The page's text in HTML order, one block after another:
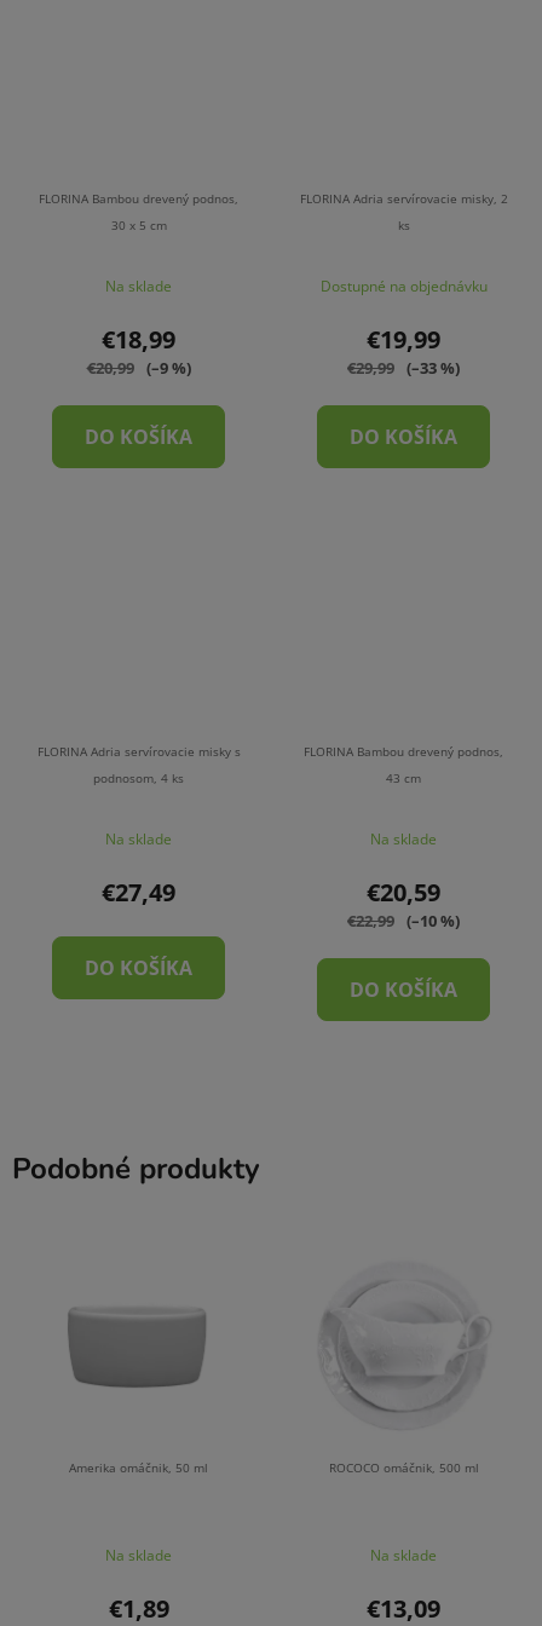
FLORINA Bambou drevený podnos,
30 x 5 cm
Na sklade
€18,99
€20,99 (–9 %)
DO KOŠÍKA
FLORINA Adria servírovacie misky, 2
ks
Dostupné na objednávku
€19,99
€29,99 (–33 %)
DO KOŠÍKA
FLORINA Adria servírovacie misky s
podnosom, 4 ks
Na sklade
€27,49
DO KOŠÍKA
FLORINA Bambou drevený podnos,
43 cm
Na sklade
€20,59
€22,99 (–10 %)
DO KOŠÍKA
Podobné produkty
Amerika omáčnik, 50 ml
Na sklade
€1,89
ROCOCO omáčnik, 500 ml
Na sklade
€13,09